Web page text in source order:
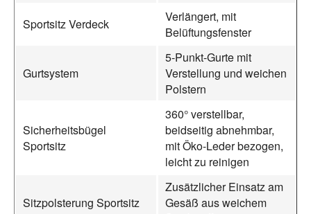
Sportsitz Verdeck
Verlängert, mit
Belüftungsfenster
Gurtsystem
5-Punkt-Gurte mit
Verstellung und weichen
Polstern
Sicherheitsbügel
Sportsitz
360° verstellbar,
beidseitig abnehmbar,
mit Öko-Leder bezogen,
leicht zu reinigen
Sitzpolsterung Sportsitz
Zusätzlicher Einsatz am
Gesäß aus weichem